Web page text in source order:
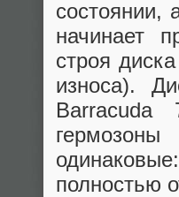
состоянии,
начинает
строя
износа).
Barracuda
полностью